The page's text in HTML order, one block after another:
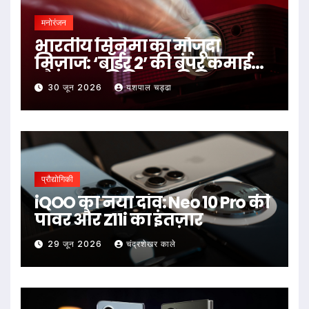
मनोरंजन
भारतीय सिनेमा का मौजूदा
मिज़ाज: ‘बॉर्डर 2’ की बंपर कमाई
और NTR-त्रिविक्रम की फिल्म पर
छिड़ा विवाद
30 जून 2026 यशपाल चड्ढा
प्रौद्योगिकी
iQOO का नया दांव: Neo 10 Pro की
पावर और Z11i का इंतज़ार
29 जून 2026 चंद्रशेखर काले